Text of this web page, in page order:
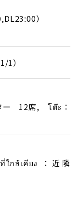
）
1）
ー 12席, โต๊ะ：
ใกล้เคียง ：近隣